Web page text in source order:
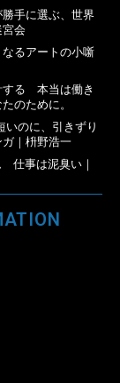
手に選ぶ、世界
宮会
るアートの小噺
する 本当は働き
のために。
いのに、引きずり
｜枡野浩一
仕事は泥臭い｜